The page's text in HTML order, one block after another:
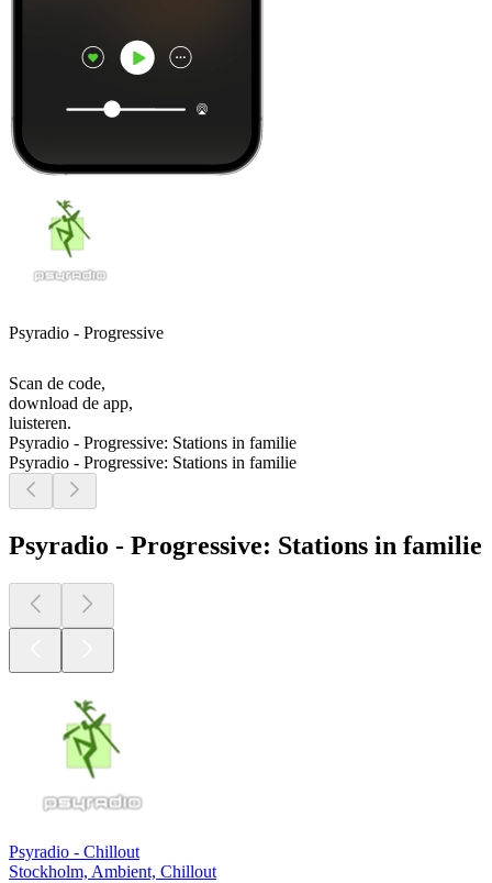
Psyradio - Progressive
Scan de code,
download de app,
luisteren.
Psyradio - Progressive: Stations in familie
Psyradio - Progressive: Stations in familie
Psyradio - Progressive: Stations in familie
Psyradio - Chillout
Stockholm, Ambient, Chillout